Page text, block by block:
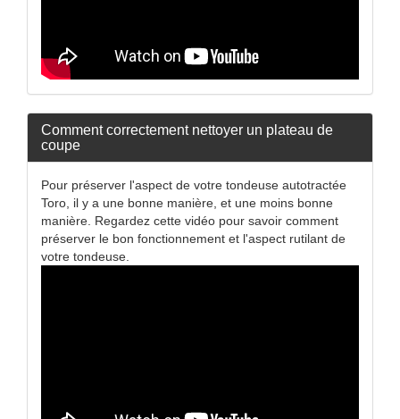
Comment correctement nettoyer un plateau de
coupe
Pour préserver l'aspect de votre tondeuse autotractée
Toro, il y a une bonne manière, et une moins bonne
manière. Regardez cette vidéo pour savoir comment
préserver le bon fonctionnement et l'aspect rutilant de
votre tondeuse.